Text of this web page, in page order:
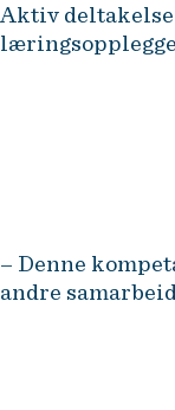
Aktiv deltakelse
– Denne
andre